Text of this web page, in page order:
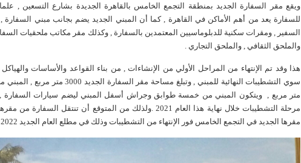
ويقع مقر السفارة الجديد بمنطقة التجمع الخامس بالقاهرة الجديدة بشارع التسعين ,
للسفارة يعد من أهم الأماكن في القاهرة , كما أن المبني الجديد يضم بجانب مبني السفارة ,
السفير , ومقرات سكنية للدبلوماسيين المعتمدين بالسفارة , وكذلك مقر مكاتب ملحقيات
والملحق الثقافي , والملحق التجاري .
هذا وقد تم الإنتهاء من المراحل الأولي من الإنشاءات , من بناء القواعد والأساسات
متر مربع , ويتكون المبني من خمسة طوابق وجراش أسفل المبني ليضم سيارات السفارة ,
مرحلة التشطيبات خلال نهاية هذا العام 2021 .ولذلك من المتوقع أن تنتقل
مقرها الجديد في التجمع الخامس فور الإنتهاء من التشطيبات وذلك في مطلع العام الجديد 2022 .